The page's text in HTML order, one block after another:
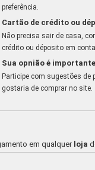
preferência.
Cartão de crédito ou
Não precisa sair de casa,
crédito ou déposito em conta.
Sua opnião é importante
Participe com sugestões de
gostaria de comprar no site.
em qualquer loja